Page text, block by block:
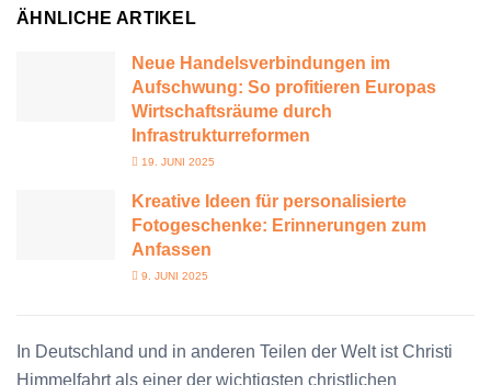
ÄHNLICHE ARTIKEL
Neue Handelsverbindungen im
Aufschwung: So profitieren Europas
Wirtschaftsräume durch
Infrastrukturreformen
19. JUNI 2025
Kreative Ideen für personalisierte
Fotogeschenke: Erinnerungen zum
Anfassen
9. JUNI 2025
In Deutschland und in anderen Teilen der Welt ist Christi
Himmelfahrt als einer der wichtigsten christlichen